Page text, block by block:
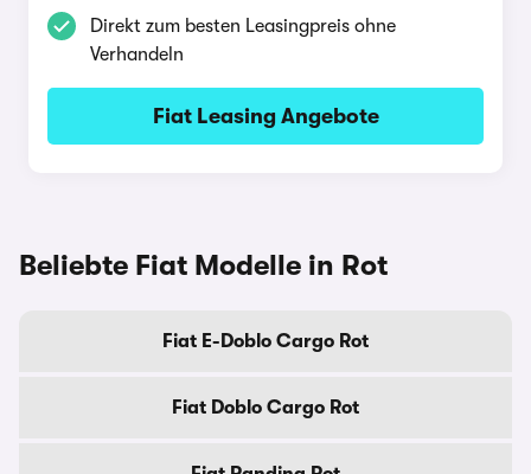
Direkt zum besten Leasingpreis ohne
Verhandeln
Fiat Leasing Angebote
Beliebte Fiat Modelle in Rot
Fiat E-Doblo Cargo Rot
Fiat Doblo Cargo Rot